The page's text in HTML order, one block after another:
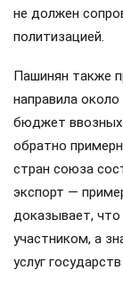
не должен
политизацией.
Пашинян также
направила
бюджет
обратно
стран союза
экспорт —
доказывает, что
участником, а
услуг